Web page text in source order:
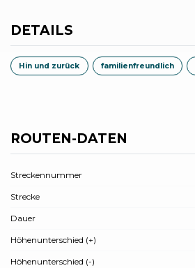
DETAILS
Hin und zurück familienfreundlich
ROUTEN-DATEN
Streckennummer
Strecke
Dauer
Höhenunterschied (+)
Höhenunterschied (-)